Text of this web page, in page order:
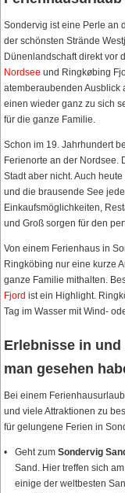
Sondervig ist eine Perle an
der schönsten Strände
Dünenlandschaft direkt vor
Nordsee und Ringkøbing
atemberaubenden Ausblick
einen wieder ganz zu sich
für die ganze Familie.
Schon im 19. Jahrhundert
Ferienorte an der Nordsee.
Stadt aber nicht. Auch
und die brausende See
Einkaufsmöglichkeiten,
und Groß sorgen für den
Von einem Ferienhaus in
Ringköbing nur eine kurze
ganze Familie mithalten.
Fjord ist ein Highlight.
Tag im Wasser mit Wind-
Erlebnisse in
man gesehen
Bei einem
und viele Attraktionen zu
für gelungene Ferien in
Geht zumSondervig
Sand. Hier treffen sich
einige der weltbesten